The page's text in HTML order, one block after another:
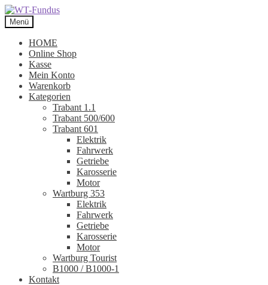
Zur
Navigation
springen
Zum
Inhalt
springen
Menü
HOME
Online Shop
Kasse
Mein Konto
Warenkorb
Kategorien
Trabant 1.1
Trabant 500/600
Trabant 601
Elektrik
Fahrwerk
Getriebe
Karosserie
Motor
Wartburg 353
Elektrik
Fahrwerk
Getriebe
Karosserie
Motor
Wartburg Tourist
B1000 / B1000-1
Kontakt